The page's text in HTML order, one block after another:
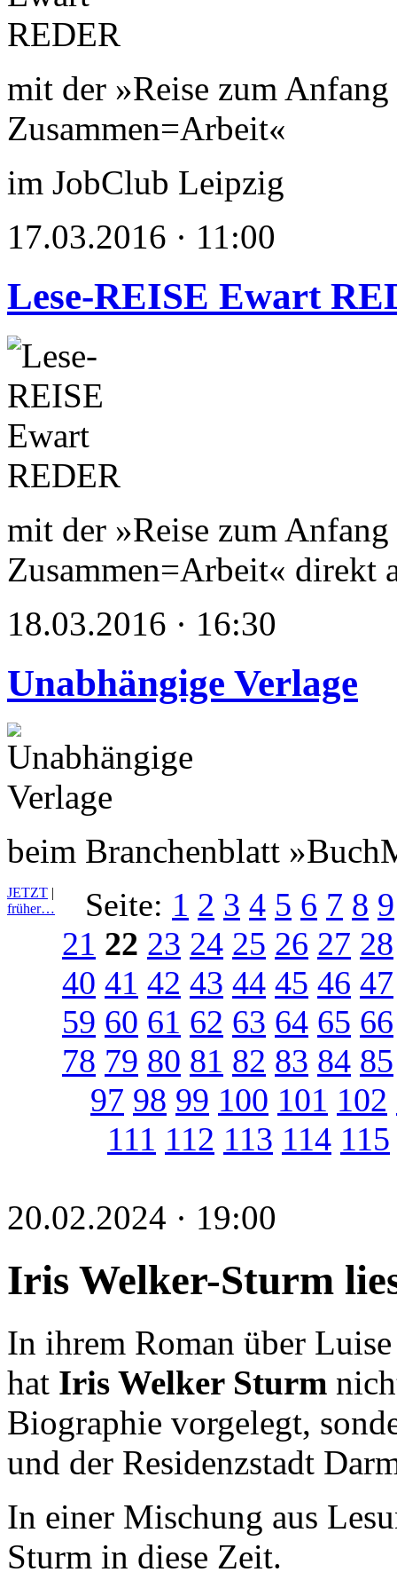
mit der »Reise zum
Zusammen=Arbeit«
im JobClub Leipzig
17.03.2016 · 11:00
Lese-REISE Ewart
mit der »Reise zum
Zusammen=Arbeit« direkt
18.03.2016 · 16:30
Unabhängige Verlage
beim Branchenblatt
JETZT |
früher…
Seite: 1 2 3 4 5 6 7 8 9
21 22 23 24 25 26 27 28
40 41 42 43 44 45 46 47
59 60 61 62 63 64 65 66
78 79 80 81 82 83 84 85
97 98 99 100 101 102
111 112 113 114 115
20.02.2024 · 19:00
Iris Welker-Sturm
In ihrem Roman über
hat Iris Welker Sturm
Biographie vorgelegt,
und der Residenzstadt
In einer Mischung aus
Sturm in diese Zeit.